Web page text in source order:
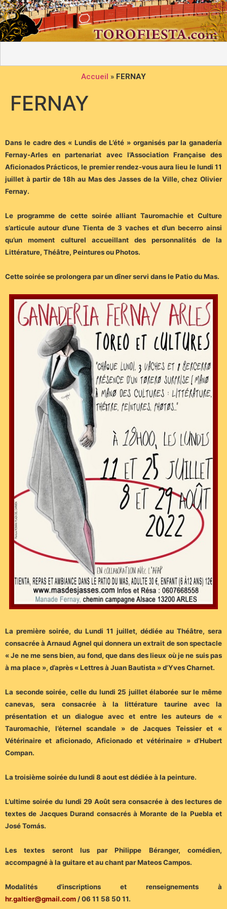
Accueil » FERNAY
FERNAY
Dans le cadre des « Lundis de L’été » organisés par la ganadería
Fernay-Arles en partenariat avec l’Association Française des
Aficionados Prácticos, le premier rendez-vous aura lieu le lundi 11
juillet à partir de 18h au Mas des Jasses de la Ville, chez Olivier
Fernay.
Le programme de cette soirée alliant Tauromachie et Culture
s’articule autour d’une Tienta de 3 vaches et d’un becerro ainsi
qu’un moment culturel accueillant des personnalités de la
Littérature, Théâtre, Peintures ou Photos.
Cette soirée se prolongera par un dîner servi dans le Patio du Mas.
La première soirée, du Lundi 11 juillet, dédiée au Théâtre, sera
consacrée à Arnaud Agnel qui donnera un extrait de son spectacle
« Je ne me sens bien, au fond, que dans des lieux où je ne suis pas
à ma place », d’après « Lettres à Juan Bautista » d’Yves Charnet.
La seconde soirée, celle du lundi 25 juillet élaborée sur le même
canevas, sera consacrée à la littérature taurine avec la
présentation et un dialogue avec et entre les auteurs de «
Tauromachie, l’éternel scandale » de Jacques Teissier et «
Vétérinaire et aficionado, Aficionado et vétérinaire » d’Hubert
Compan.
La troisième soirée du lundi 8 aout est dédiée à la peinture.
L’ultime soirée du lundi 29 Août sera consacrée à des lectures de
textes de Jacques Durand consacrés à Morante de la Puebla et
José Tomás.
Les textes seront lus par Philippe Béranger, comédien,
accompagné à la guitare et au chant par Mateos Campos.
Modalités d’inscriptions et renseignements à
hr.galtier@gmail.com / 06 11 58 50 11.